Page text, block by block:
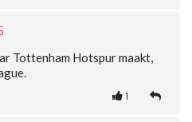
Tottenham Hotspur maakt,
1